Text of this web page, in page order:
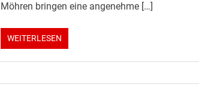
Möhren bringen eine angenehme […]
WEITERLESEN